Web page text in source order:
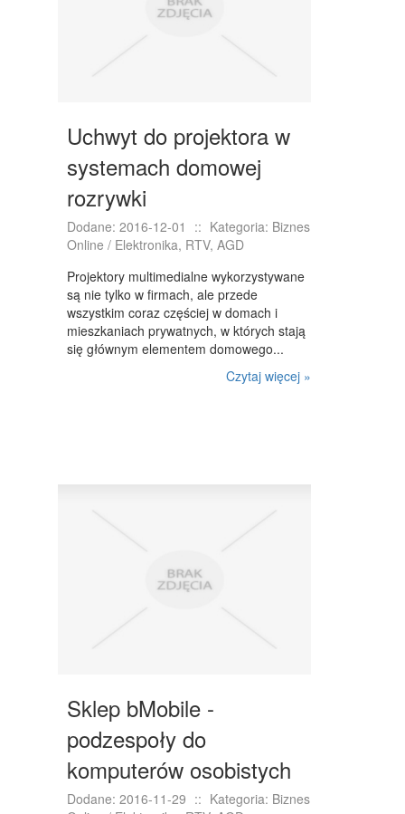
Uchwyt do projektora w
systemach domowej
rozrywki
Dodane: 2016-12-01 :: Kategoria: Biznes
Online / Elektronika, RTV, AGD
Projektory multimedialne wykorzystywane
są nie tylko w firmach, ale przede
wszystkim coraz częściej w domach i
mieszkaniach prywatnych, w których stają
się głównym elementem domowego...
Czytaj więcej »
Sklep bMobile -
podzespoły do
komputerów osobistych
Dodane: 2016-11-29 :: Kategoria: Biznes